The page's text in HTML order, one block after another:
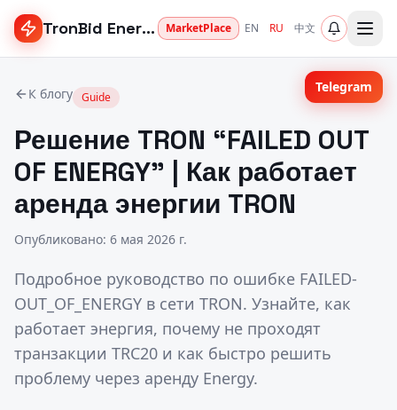
TronBid Energy MarketPlace EN RU 中文
К блогу Guide
Решение TRON “FAILED OUT
OF ENERGY” | Как работает
аренда энергии TRON
Опубликовано: 6 мая 2026 г.
Подробное руководство по ошибке FAILED-
OUT_OF_ENERGY в сети TRON. Узнайте, как
работает энергия, почему не проходят
транзакции TRC20 и как быстро решить
проблему через аренду Energy.
Telegram